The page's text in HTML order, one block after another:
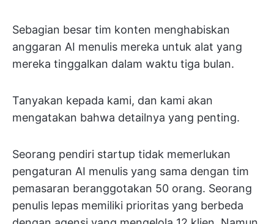
Sebagian besar tim konten menghabiskan
anggaran AI menulis mereka untuk alat yang
mereka tinggalkan dalam waktu tiga bulan.
Tanyakan kepada kami, dan kami akan
mengatakan bahwa detailnya yang penting.
Seorang pendiri startup tidak memerlukan
pengaturan AI menulis yang sama dengan tim
pemasaran beranggotakan 50 orang. Seorang
penulis lepas memiliki prioritas yang berbeda